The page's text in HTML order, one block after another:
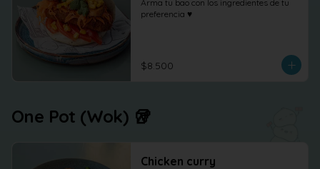
Arma tu bao con los ingredientes de tu
preferencia ♥
$8.500
One Pot (Wok) 🥡
Chicken curry